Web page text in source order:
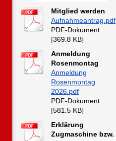
Mitglied werden
Aufnahmeantrag.pdf
PDF-Dokument
[369.8 KB]
Anmeldung
Rosenmontag
Anmeldung
Rosenmontag
2026.pdf
PDF-Dokument
[581.5 KB]
Erklärung
Zugmaschine bzw.